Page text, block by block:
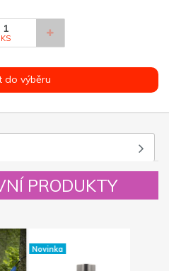
KS
do výběru
PRODUKTY
Novinka